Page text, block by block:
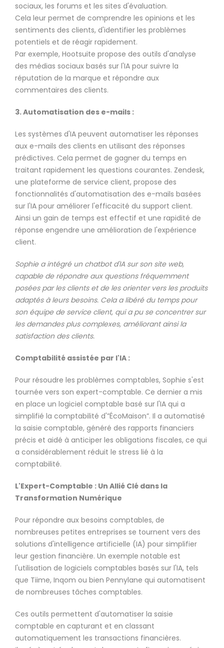
sociaux, les forums et les sites d'évaluation.
Cela leur permet de comprendre les opinions et les
sentiments des clients, d'identifier les problèmes
potentiels et de réagir rapidement.
Par exemple, Hootsuite propose des outils d'analyse
des médias sociaux basés sur l'IA pour suivre la
réputation de la marque et répondre aux
commentaires des clients.
3. Automatisation des e-mails :
Les systèmes d'IA peuvent automatiser les réponses
aux e-mails des clients en utilisant des réponses
prédictives. Cela permet de gagner du temps en
traitant rapidement les questions courantes. Zendesk,
une plateforme de service client, propose des
fonctionnalités d'automatisation des e-mails basées
sur l'IA pour améliorer l'efficacité du support client.
Ainsi un gain de temps est effectif et une rapidité de
réponse engendre une amélioration de l'expérience
client.
Sophie a intégré un chatbot d'IA sur son site web,
capable de répondre aux questions fréquemment
posées par les clients et de les orienter vers les produits
adaptés à leurs besoins. Cela a libéré du temps pour
son équipe de service client, qui a pu se concentrer sur
les demandes plus complexes, améliorant ainsi la
satisfaction des clients.
Comptabilité assistée par l'IA :
Pour résoudre les problèmes comptables, Sophie s'est
tournée vers son expert-comptable. Ce dernier a mis
en place un logiciel comptable basé sur l'IA qui a
simplifié la comptabilité d'”ÉcoMaison”. Il a automatisé
la saisie comptable, généré des rapports financiers
précis et aidé à anticiper les obligations fiscales, ce qui
a considérablement réduit le stress lié à la
comptabilité.
L'Expert-Comptable : Un Allié Clé dans la
Transformation Numérique
Pour répondre aux besoins comptables, de
nombreuses petites entreprises se tournent vers des
solutions d'intelligence artificielle (IA) pour simplifier
leur gestion financière. Un exemple notable est
l'utilisation de logiciels comptables basés sur l'IA, tels
que Tiime, Inqom ou bien Pennylane qui automatisent
de nombreuses tâches comptables.
Ces outils permettent d'automatiser la saisie
comptable en capturant et en classant
automatiquement les transactions financières.